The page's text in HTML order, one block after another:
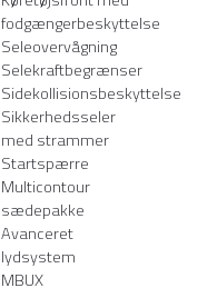
fodgængerbeskyttelse
Seleovervågning
Selekraftbegrænser
Sidekollisionsbeskyttelse
Sikkerhedsseler
med strammer
Startspærre
Multicontour
sædepakke
Avanceret
lydsystem
MBUX